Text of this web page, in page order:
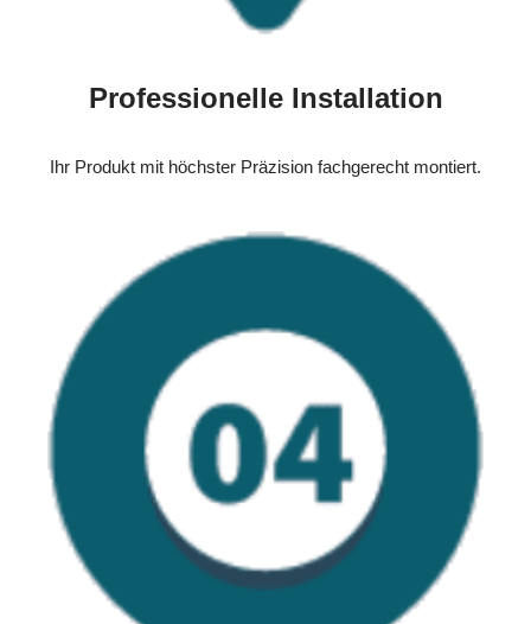
Professionelle Installation
Ihr Produkt mit höchster Präzision fachgerecht montiert.